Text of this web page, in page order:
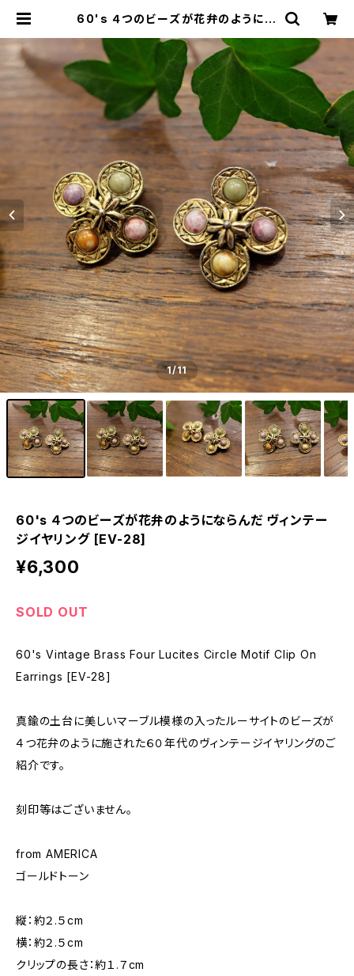
60's ４つのビーズが花弁のようにな
28] | miñangos web shop
1/11
60's ４つのビーズが花弁のようにならんだ ヴィンテー
ジイヤリング [EV-28]
¥6,300
SOLD OUT
60's Vintage Brass Four Lucites Circle Motif Clip On
Earrings [EV-28]
真鍮の土台に美しいマーブル模様の入ったルーサイトのビーズが
４つ花弁のように施された６０年代のヴィンテージイヤリングのご
紹介です。
刻印等はございません。
from AMERICA
ゴールドトーン
縦：約２.５cm
横：約２.５cm
クリップの長さ：約１.７cm